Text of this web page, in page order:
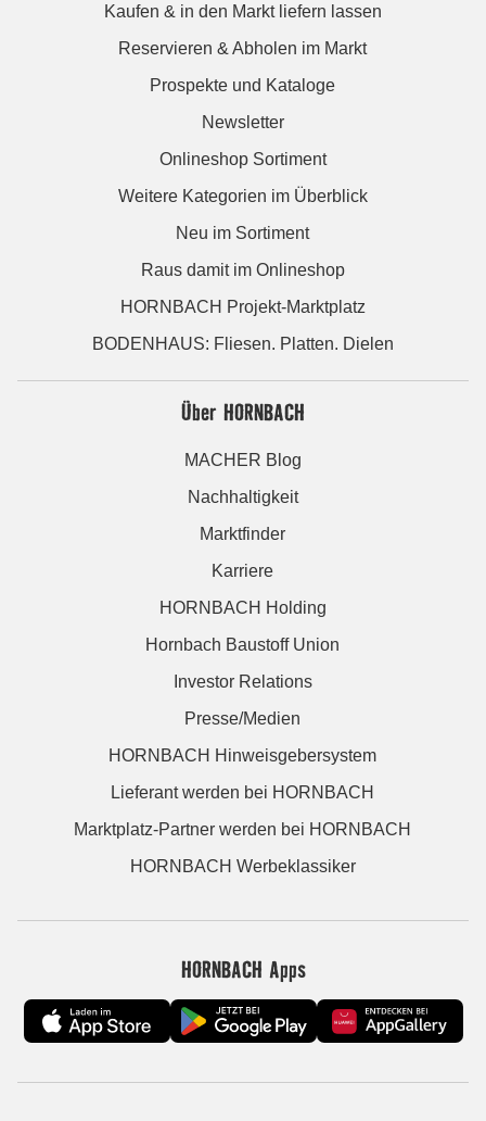
Kaufen & in den Markt liefern lassen
Reservieren & Abholen im Markt
Prospekte und Kataloge
Newsletter
Onlineshop Sortiment
Weitere Kategorien im Überblick
Neu im Sortiment
Raus damit im Onlineshop
HORNBACH Projekt-Marktplatz
BODENHAUS: Fliesen. Platten. Dielen
Über HORNBACH
MACHER Blog
Nachhaltigkeit
Marktfinder
Karriere
HORNBACH Holding
Hornbach Baustoff Union
Investor Relations
Presse/Medien
HORNBACH Hinweisgebersystem
Lieferant werden bei HORNBACH
Marktplatz-Partner werden bei HORNBACH
HORNBACH Werbeklassiker
HORNBACH Apps